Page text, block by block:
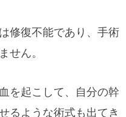
修復不能であり、手術
せん。
を起こして、自分の幹
るような術式も出てき